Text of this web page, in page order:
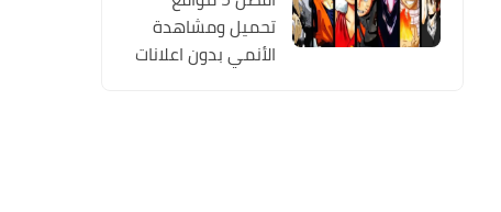
تحميل ومشاهدة
الأنمي بدون اعلانات